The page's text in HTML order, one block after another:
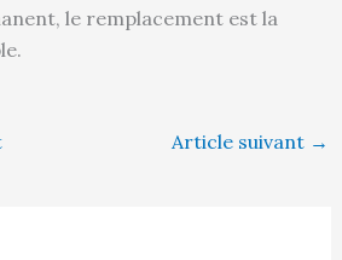
le remplacement est la
Article suivant →